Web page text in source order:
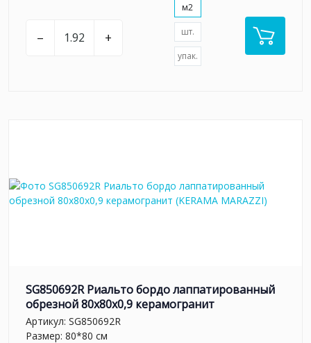
– +
м2
шт.
упак.
SG850692R Риальто бордо лаппатированный
обрезной 80x80x0,9 керамогранит
Артикул: SG850692R
Размер: 80*80 см